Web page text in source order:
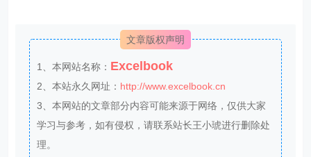
文章版权声明
1、本网站名称： Excelbook
2、本站永久网址： http://www.excelbook.cn
3、本网站的文章部分内容可能来源于网络，仅供大家
学习与参考，如有侵权，请联系站长王小琥进行删除处
理。